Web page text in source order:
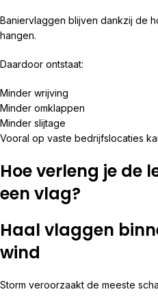
Baniervlaggen blijven dankzij de
hangen.
Daardoor ontstaat:
Minder wrijving
Minder omklappen
Minder slijtage
Vooral op vaste bedrijfslocaties
Hoe verleng je de
een vlag?
Haal vlaggen
wind
Storm veroorzaakt de meeste